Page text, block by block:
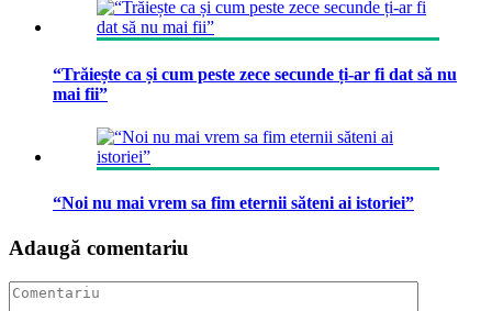
“Trăiește ca și cum peste zece secunde ți-ar fi dat să nu
mai fii”
“Noi nu mai vrem sa fim eternii săteni ai istoriei”
Adaugă comentariu